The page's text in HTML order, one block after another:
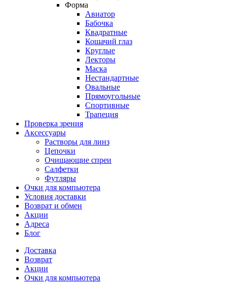
Форма
Авиатор
Бабочка
Квадратные
Кошачий глаз
Круглые
Лекторы
Маска
Нестандартные
Овальные
Прямоугольные
Спортивные
Трапеция
Проверка зрения
Аксессуары
Растворы для линз
Цепочки
Очищающие спреи
Салфетки
Футляры
Очки для компьютера
Условия доставки
Возврат и обмен
Акции
Адреса
Блог
Доставка
Возврат
Акции
Очки для компьютера